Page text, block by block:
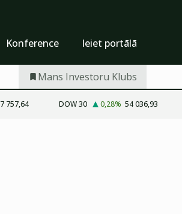
Konference Ieiet portālā
Mans Investoru Klubs
7 757,64 DOW 30 0,28% 54 036,93